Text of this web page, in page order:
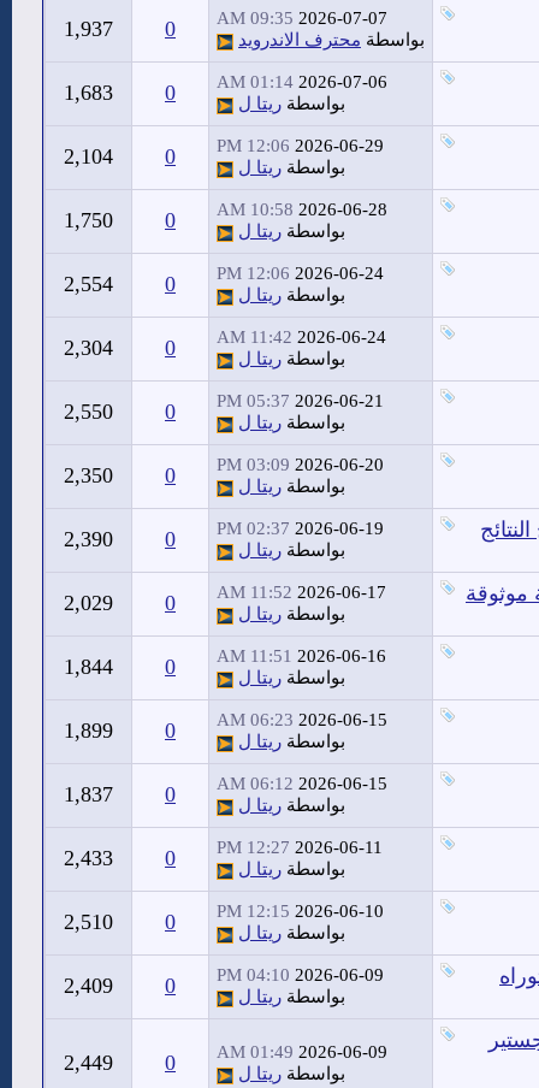
2026-07-07
09:35 AM
بواسطة محترف الاندرويد 0
1,937
2026-07-06
01:14 AM
بواسطة ريتا ل 0
1,683
2026-06-29
12:06 PM
بواسطة ريتا ل 0
2,104
2026-06-28
10:58 AM
بواسطة ريتا ل 0
1,750
2026-06-24
12:06 PM
بواسطة ريتا ل 0
2,554
2026-06-24
11:42 AM
بواسطة ريتا ل 0
2,304
2026-06-21
05:37 PM
بواسطة ريتا ل 0
2,550
2026-06-20
03:09 PM
بواسطة ريتا ل 0
2,350
2026-06-19
02:37 PM
بواسطة ريتا ل 0
2,390
موثوقة 2026-06-17
11:52 AM
بواسطة ريتا ل 0
2,029
2026-06-16
11:51 AM
بواسطة ريتا ل 0
1,844
2026-06-15
06:23 AM
بواسطة ريتا ل 0
1,899
2026-06-15
06:12 AM
بواسطة ريتا ل 0
1,837
2026-06-11
12:27 PM
بواسطة ريتا ل 0
2,433
2026-06-10
12:15 PM
بواسطة ريتا ل 0
2,510
2026-06-09
04:10 PM
بواسطة ريتا ل 0
2,409
2026-06-09
01:49 AM
بواسطة ريتا ل 0
2,449